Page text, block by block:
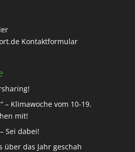
Kontaktformular
– Klimawoche vom 10-19.
mit!
Sei dabei!
über das Jahr geschah